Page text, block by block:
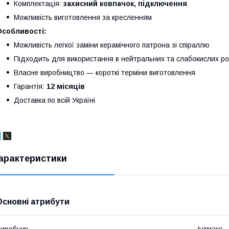
Комплектація: захисний ковпачок, підключення
Можливість виготовлення за кресленням
Можливість легкої заміни керамічного патрона зі спіраллю
Підходить для використання в нейтральних та слабокислих
Власне виробництво — короткі терміни виготовлення
Гарантія: 12 місяців
Доставка по всій Україні
атрибути